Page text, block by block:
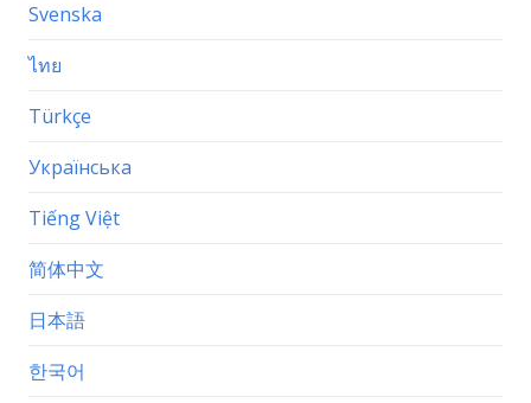
Svenska
ไทย
Türkçe
Українська
Tiếng Việt
简体中文
日本語
한국어